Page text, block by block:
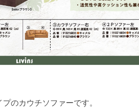
のカウチソファーです。